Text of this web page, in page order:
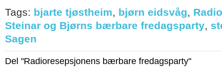
Tags: bjarte tjøstheim, bjørn eidsvåg,
Steinar og Bjørns bærbare fredagsparty,
Sagen
Del "Radioresepsjonens bærbare fredagsparty"